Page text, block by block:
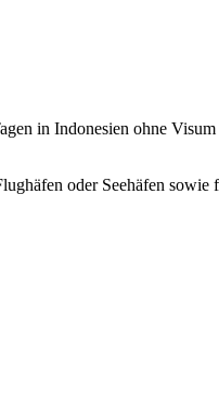
in Indonesien ohne
oder Seehäfen